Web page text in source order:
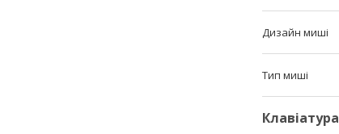
Дизайн миші
Тип миші
Клавіатура